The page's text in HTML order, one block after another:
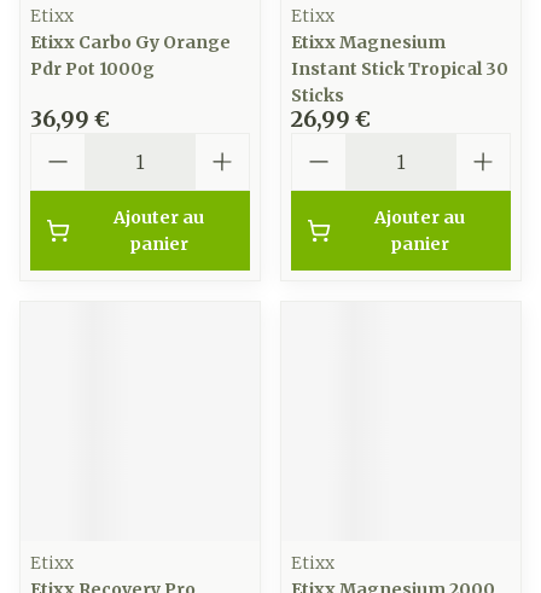
Etixx
Etixx Carbo Gy Orange
Pdr Pot 1000g
36,99 €
Ajouter au
panier
Etixx
Etixx Magnesium
Instant Stick Tropical 30
Sticks
26,99 €
Ajouter au
panier
Etixx
Etixx